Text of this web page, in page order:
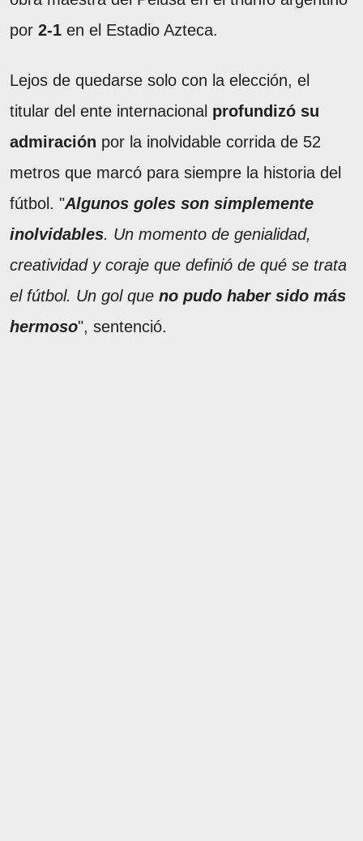
por 2-1 en el Estadio Azteca.
Lejos de quedarse solo con la elección, el
titular del ente internacional profundizó su
admiración por la inolvidable corrida de 52
metros que marcó para siempre la historia del
fútbol. "Algunos goles son simplemente
inolvidables. Un momento de genialidad,
creatividad y coraje que definió de qué se trata
el fútbol. Un gol que no pudo haber sido más
hermoso", sentenció.